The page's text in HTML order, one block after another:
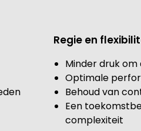
Regie en
Minder druk
Optimale
Behoud van
Een
complexiteit